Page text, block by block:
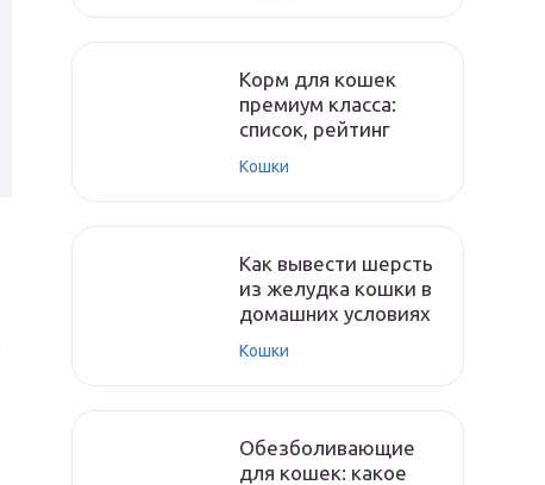
Корм для кошек
премиум класса:
список, рейтинг
Кошки
Как вывести шерсть
из желудка кошки в
домашних условиях
Кошки
Обезболивающие
для кошек: какое